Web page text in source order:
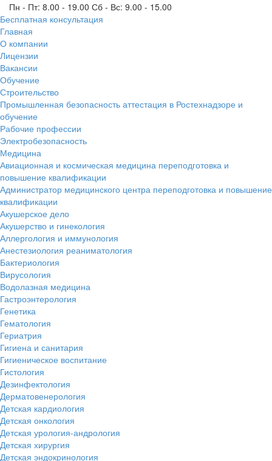
Пн - Пт: 8.00 - 19.00 Сб - Вс: 9.00 - 15.00
Бесплатная консультация
Главная
О компании
Лицензии
Вакансии
Обучение
Строительство
Промышленная безопасность аттестация в Ростехнадзоре и
обучение
Рабочие профессии
Электробезопасность
Медицина
Авиационная и космическая медицина переподготовка и
повышение квалификации
Администратор медицинского центра переподготовка и повышение
квалификации
Акушерское дело
Акушерство и гинекология
Аллергология и иммунология
Анестезиология реаниматология
Бактериология
Вирусология
Водолазная медицина
Гастроэнтерология
Генетика
Гематология
Гериатрия
Гигиена и санитария
Гигиеническое воспитание
Гистология
Дезинфектология
Дерматовенерология
Детская кардиология
Детская онкология
Детская урология-андрология
Детская хирургия
Детская эндокринология